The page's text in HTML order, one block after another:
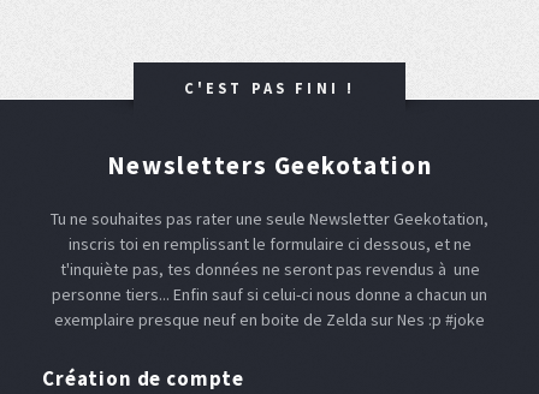
C'EST PAS FINI !
Newsletters Geekotation
Tu ne souhaites pas rater une seule Newsletter Geekotation,
inscris toi en remplissant le formulaire ci dessous, et ne
t'inquiète pas, tes données ne seront pas revendus à une
personne tiers... Enfin sauf si celui-ci nous donne a chacun un
exemplaire presque neuf en boite de Zelda sur Nes :p #joke
Création de compte